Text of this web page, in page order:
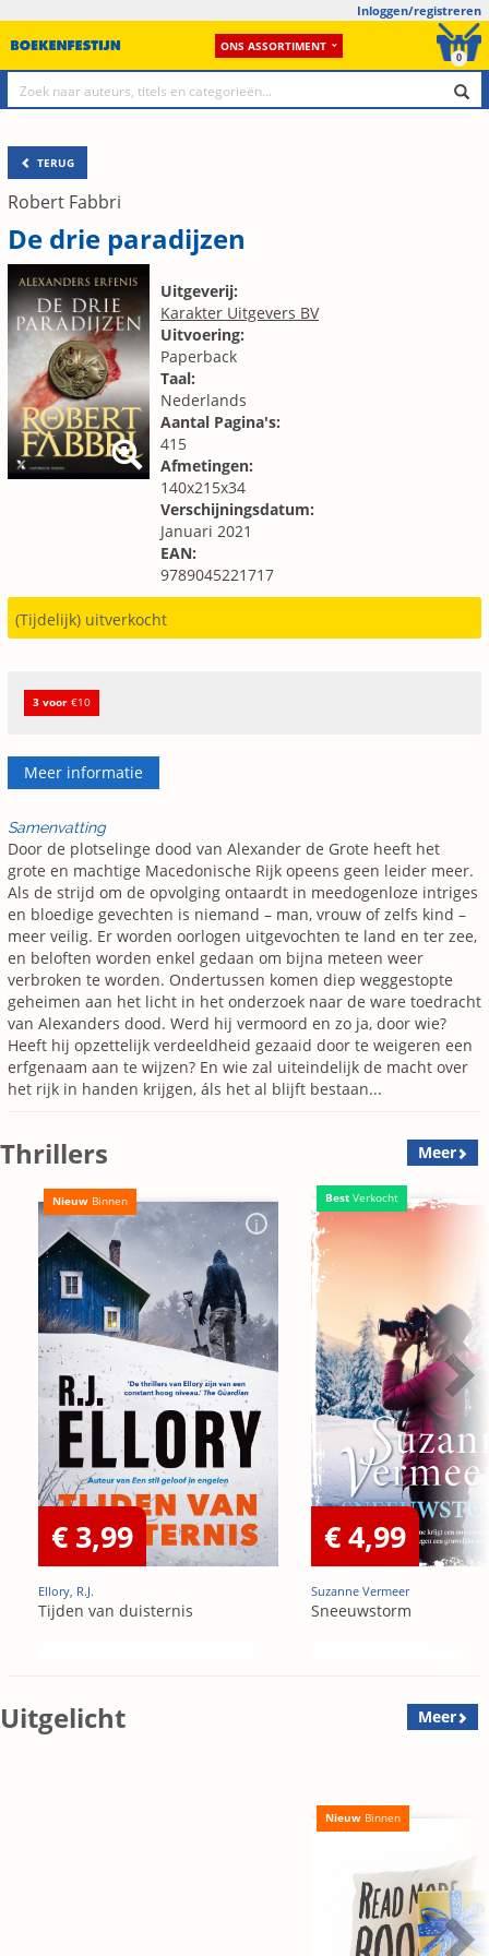
Inloggen/registreren
ONS ASSORTIMENT
0
TERUG
Robert Fabbri
De drie paradijzen
Uitgeverij:
Karakter Uitgevers BV
Uitvoering:
Paperback
Taal:
Nederlands
Aantal Pagina's:
415
Afmetingen:
140x215x34
Verschijningsdatum:
Januari 2021
EAN:
9789045221717
(Tijdelijk) uitverkocht
3 voor €10
Meer informatie
Samenvatting
Door de plotselinge dood van Alexander de Grote heeft het
grote en machtige Macedonische Rijk opeens geen leider meer.
Als de strijd om de opvolging ontaardt in meedogenloze intriges
en bloedige gevechten is niemand – man, vrouw of zelfs kind –
meer veilig. Er worden oorlogen uitgevochten te land en ter zee,
en beloften worden enkel gedaan om bijna meteen weer
verbroken te worden. Ondertussen komen diep weggestopte
geheimen aan het licht in het onderzoek naar de ware toedracht
van Alexanders dood. Werd hij vermoord en zo ja, door wie?
Heeft hij opzettelijk verdeeldheid gezaaid door te weigeren een
erfgenaam aan te wijzen? En wie zal uiteindelijk de macht over
het rijk in handen krijgen, áls het al blijft bestaan...
Thrillers Meer
Nieuw Binnen
€ 3,99
Ellory, R.J.
Tijden van duisternis
Best Verkocht
€ 4,99
Suzanne Vermeer
Sneeuwstorm
Uitgelicht Meer
Nieuw Binnen